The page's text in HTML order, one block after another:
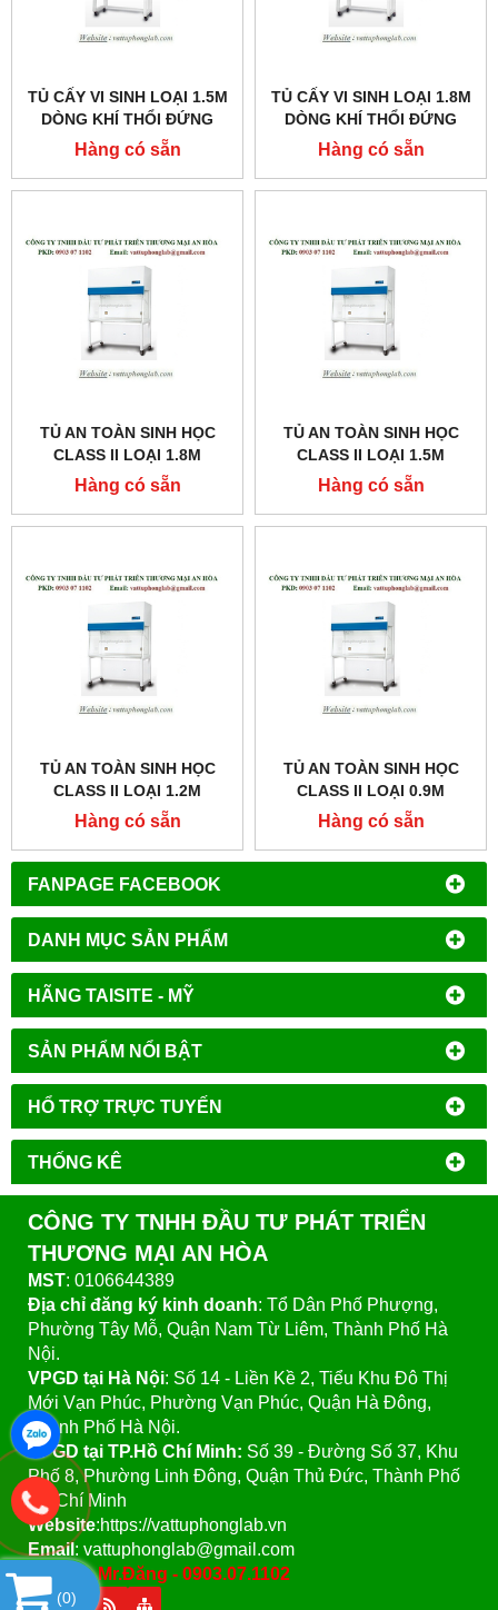
FANPAGE FACEBOOK
DANH MỤC SẢN PHẨM
HÃNG TAISITE - MỸ
SẢN PHẨM NỔI BẬT
HỔ TRỢ TRỰC TUYẾN
THỐNG KÊ
TỦ CẤY VI SINH LOẠI 1.5M
DÒNG KHÍ THỔI ĐỨNG
MODEL:LVC-5A1
Hàng có sẵn
TỦ CẤY VI SINH LOẠI 1.8M
DÒNG KHÍ THỔI ĐỨNG
MODEL:LVC-6A1
Hàng có sẵn
TỦ AN TOÀN SINH HỌC
CLASS II LOẠI 1.8M
MODEL:AC2-6E1
Hàng có sẵn
TỦ AN TOÀN SINH HỌC
CLASS II LOẠI 1.5M
MODEL:AC2-5E1
Hàng có sẵn
TỦ AN TOÀN SINH HỌC
CLASS II LOẠI 1.2M
MODEL:AC2-4E1
Hàng có sẵn
TỦ AN TOÀN SINH HỌC
CLASS II LOẠI 0.9M
MODEL:AC2-3E1
Hàng có sẵn
CÔNG TY TNHH ĐẦU TƯ PHÁT TRIỂN
THƯƠNG MẠI AN HÒA
MST: 0106644389
Địa chỉ đăng ký kinh doanh: Tổ Dân Phố Phượng,
Phường Tây Mỗ, Quận Nam Từ Liêm, Thành Phố Hà
Nội.
VPGD tại Hà Nội: Số 14 - Liền Kề 2, Tiểu Khu Đô Thị
Mới Vạn Phúc, Phường Vạn Phúc, Quận Hà Đông,
Thành Phố Hà Nội.
VPGD tại TP.Hồ Chí Minh: Số 39 - Đường Số 37, Khu
Phố 8, Phường Linh Đông, Quận Thủ Đức, Thành Phố
Hồ Chí Minh
Website:https://vattuphonglab.vn
Email: vattuphonglab@gmail.com
Hotline: Mr.Đăng - 0903.07.1102
(0)